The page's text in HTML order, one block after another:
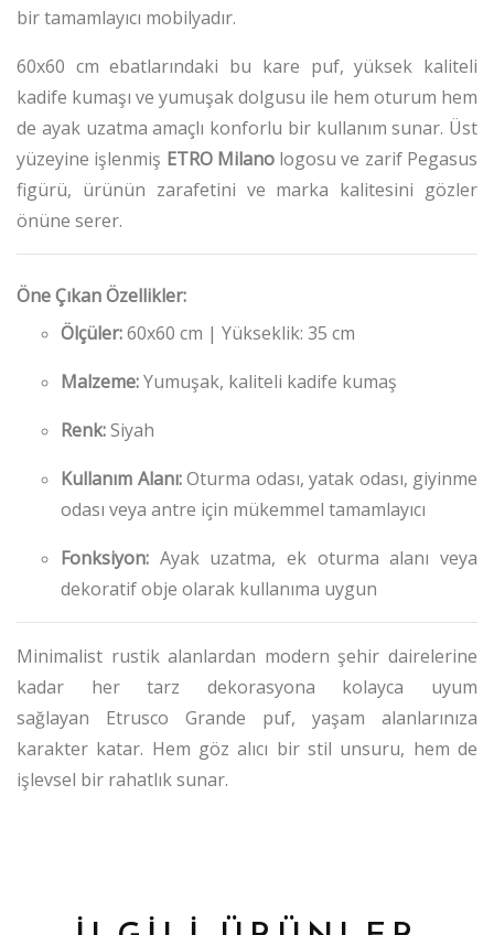
bir tamamlayıcı mobilyadır.
60x60 cm ebatlarındaki bu kare puf, yüksek kaliteli
kadife kumaşı ve yumuşak dolgusu ile hem oturum hem
de ayak uzatma amaçlı konforlu bir kullanım sunar. Üst
yüzeyine işlenmiş ETRO Milanologosu ve zarif Pegasus
figürü, ürünün zarafetini ve marka kalitesini gözler
önüne serer.
Öne Çıkan Özellikler:
Ölçüler:60x60 cm | Yükseklik: 35 cm
Malzeme:Yumuşak, kaliteli kadife kumaş
Renk:Siyah
Kullanım Alanı:Oturma odası, yatak odası, giyinme
odası veya antre için mükemmel tamamlayıcı
Fonksiyon: Ayak uzatma, ek oturma alanı veya
dekoratif obje olarak kullanıma uygun
Minimalist rustik alanlardan modern şehir dairelerine
kadar her tarz dekorasyona kolayca uyum
sağlayan Etrusco Grande puf, yaşam alanlarınıza
karakter katar. Hem göz alıcı bir stil unsuru, hem de
işlevsel bir rahatlık sunar.